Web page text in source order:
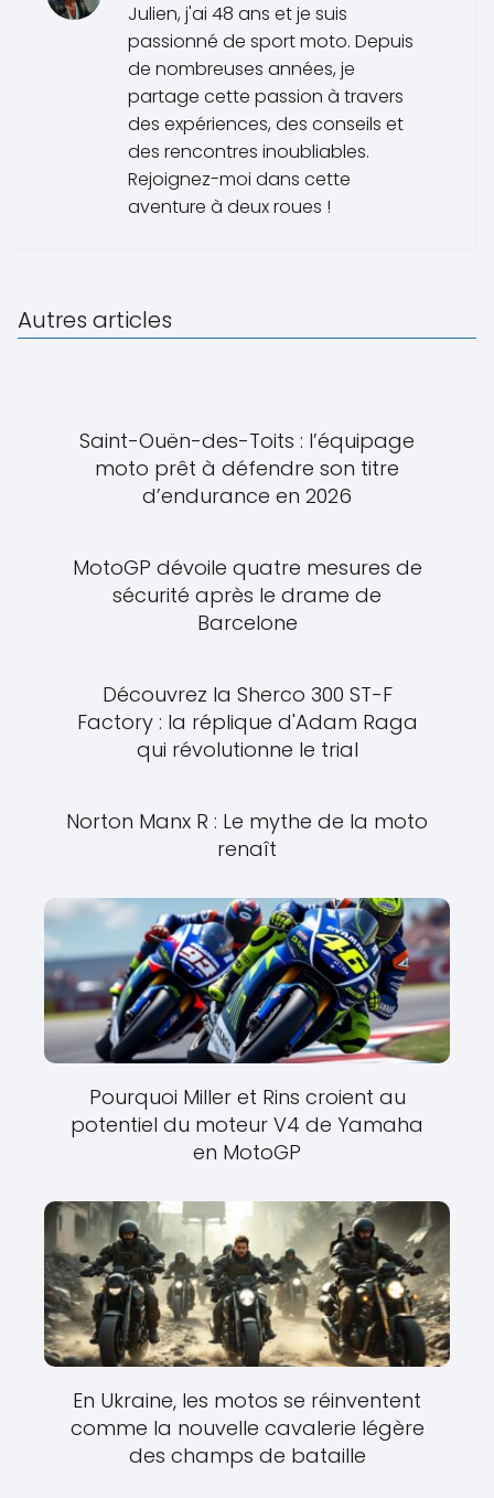
Julien, j'ai 48 ans et je suis
passionné de sport moto. Depuis
de nombreuses années, je
partage cette passion à travers
des expériences, des conseils et
des rencontres inoubliables.
Rejoignez-moi dans cette
aventure à deux roues !
Autres articles
Saint-Ouën-des-Toits : l’équipage
moto prêt à défendre son titre
d’endurance en 2026
MotoGP dévoile quatre mesures de
sécurité après le drame de
Barcelone
Découvrez la Sherco 300 ST-F
Factory : la réplique d'Adam Raga
qui révolutionne le trial
Norton Manx R : Le mythe de la moto
renaît
Pourquoi Miller et Rins croient au
potentiel du moteur V4 de Yamaha
en MotoGP
En Ukraine, les motos se réinventent
comme la nouvelle cavalerie légère
des champs de bataille